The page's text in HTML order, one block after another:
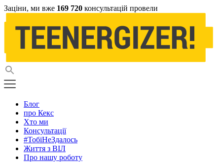
Заціни, ми вже 169 720 консультацій провели
Блог
про Кекс
Хто ми
Консультації
#ТобіНеЗдалось
Життя з ВІЛ
Про нашу роботу